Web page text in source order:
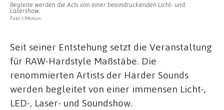
Begleite werden die Acts von einer beeindruckenden Licht- und
Lasershow.
Foto: I-Motion
Seit seiner Entstehung setzt die Veranstaltung
für RAW-Hardstyle Maßstäbe. Die
renommierten Artists der Harder Sounds
werden begleitet von einer immensen Licht-,
LED-, Laser- und Soundshow.